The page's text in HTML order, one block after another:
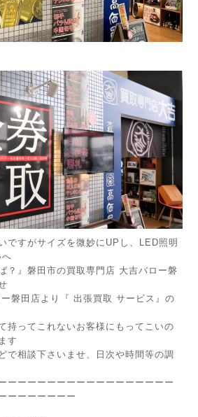
ですがサイズを微妙にUPし、LED照明
？』磐田市の買取専門店 大吉バロー磐
磐田店より『 出張買取 サービス』の
持ってこれないお客様にもってこいの
す
で相談下さいませ、日次や時間等の調
ーーーーーーーーーーーーーーーーー
ーーーーーーー